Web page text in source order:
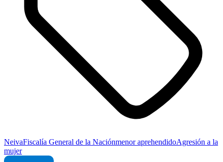
NeivaFiscalía General de la Naciónmenor aprehendidoAgresión a la
mujer